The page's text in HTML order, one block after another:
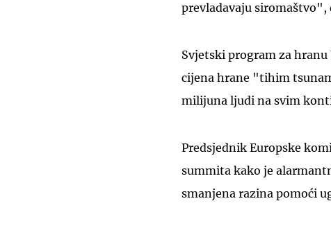
prevladavaju siromaštvo",
Svjetski program za
cijena hrane "tihim
milijuna ljudi na svim
Predsjednik Europske
summita kako je
smanjena razina pomoći